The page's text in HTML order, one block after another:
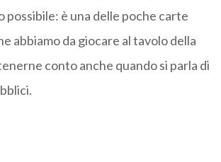
possibile: è una delle poche carte
abbiamo da giocare al tavolo della
conto anche quando si parla di